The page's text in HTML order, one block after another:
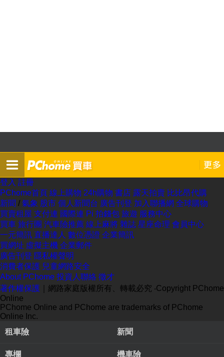
登入 註冊
PChome首頁 線上購物 24h購物 書店 露天拍賣 比比昂代購
新聞 / 氣象 股市 個人新聞台 廣告刊登 加入聯播網 全球購物
買賣租屋 支付連 國際連 Pi 拍錢包 旅遊 服務中心
買車 旅行團 汽車險推薦 線上麻將 雜誌 星座命理 會員中心
一元簡訊 直播達人 數位憑證 企業簡訊
買網址 虛擬主機 企業郵件
廣告刊登 隱私權聲明
消費者保護 兒童網路安全
About PChome 投資人聯絡 徵才
著作權保護 ｜網路家庭版權所有、轉載必究 ‧Copyright PChome
Online
PChome Online and PChome are trademarks of PChome
Online Inc.
租車險
新聞
專欄 機車險